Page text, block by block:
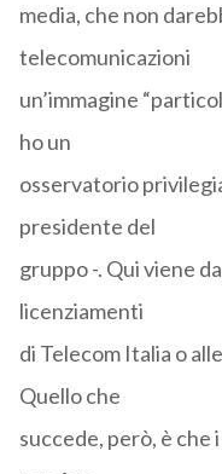
media, che non
telecomunicazioni
un’immagine
ho un
osservatorio
presidente del
gruppo -. Qui viene
licenziamenti
di Telecom Italia o
Quello che
succede, però, è